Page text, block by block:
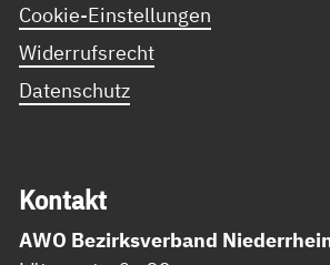
Cookie-Einstellungen
Widerrufsrecht
Datenschutz
Kon­takt
AWO Bezirksverband